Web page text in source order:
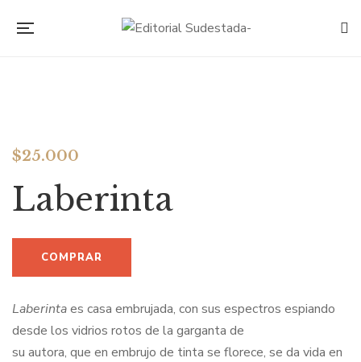
$25.000
Laberinta
Laberintaes casa embrujada, con sus espectros espiando
desde los vidrios rotos de la garganta de
su autora, que en embrujo de tinta se florece, se da vida en